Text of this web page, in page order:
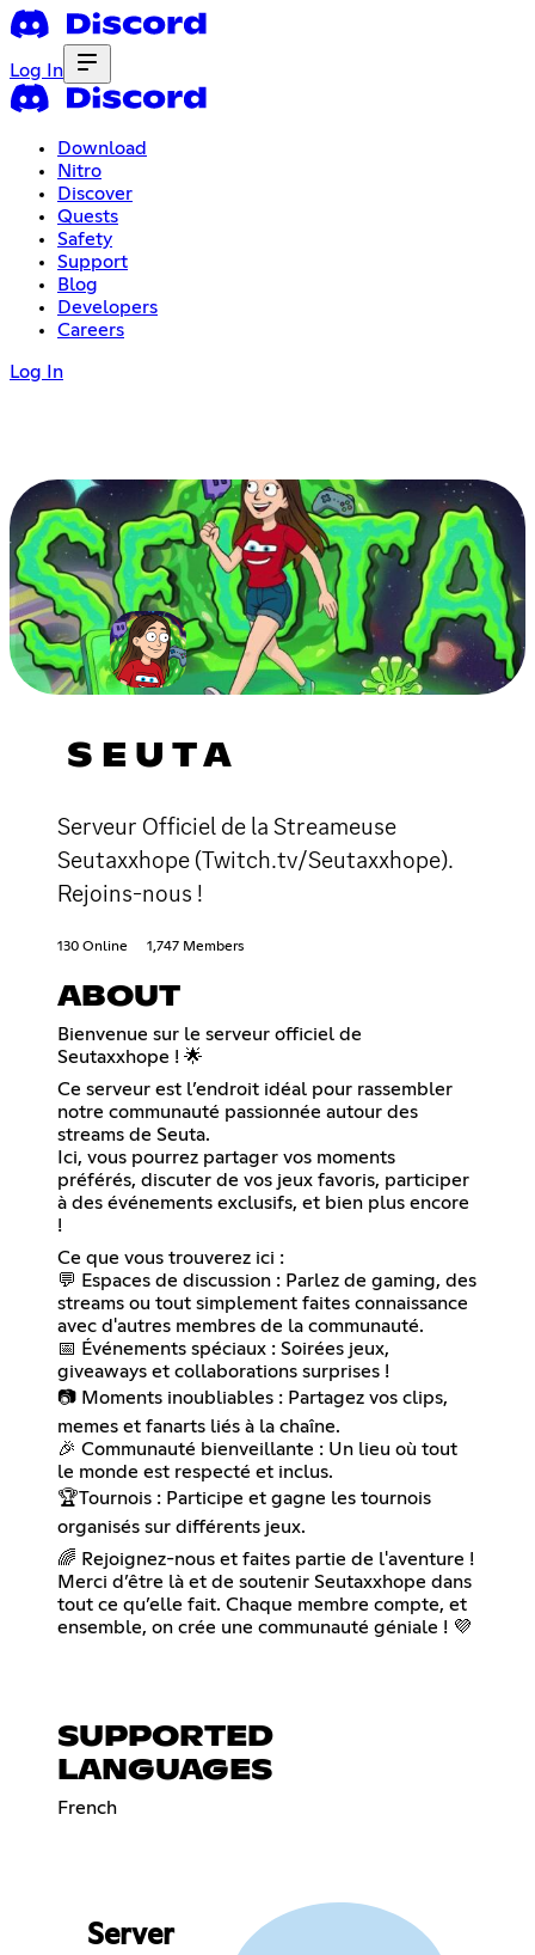
Log In
Download
Nitro
Discover
Quests
Safety
Support
Blog
Developers
Careers
Log In
S E U T A
Serveur Officiel de la Streameuse
Seutaxxhope (Twitch.tv/Seutaxxhope).
Rejoins-nous !
130 Online 1,747 Members
ABOUT
Bienvenue sur le serveur officiel de
Seutaxxhope ! 🌟
Ce serveur est l’endroit idéal pour rassembler
notre communauté passionnée autour des
streams de Seuta.
Ici, vous pourrez partager vos moments
préférés, discuter de vos jeux favoris, participer
à des événements exclusifs, et bien plus encore
!
Ce que vous trouverez ici :
💬 Espaces de discussion : Parlez de gaming, des
streams ou tout simplement faites connaissance
avec d'autres membres de la communauté.
📅 Événements spéciaux : Soirées jeux,
giveaways et collaborations surprises !
📷 Moments inoubliables : Partagez vos clips,
memes et fanarts liés à la chaîne.
🎉 Communauté bienveillante : Un lieu où tout
le monde est respecté et inclus.
🏆Tournois : Participe et gagne les tournois
organisés sur différents jeux.
🌈 Rejoignez-nous et faites partie de l'aventure !
Merci d’être là et de soutenir Seutaxxhope dans
tout ce qu’elle fait. Chaque membre compte, et
ensemble, on crée une communauté géniale ! 💜
SUPPORTED
LANGUAGES
French
Server